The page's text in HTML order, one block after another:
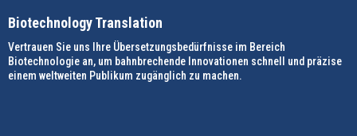
Biotechnology Translation
Vertrauen Sie uns Ihre Übersetzungsbedürfnisse im Bereich
Biotechnologie an, um bahnbrechende Innovationen schnell und präzise
einem weltweiten Publikum zugänglich zu machen.